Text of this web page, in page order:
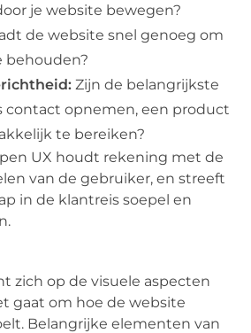
je website bewegen?
de website snel genoeg om
behouden?
Zijn de belangrijkste
contact opnemen, een product
te bereiken?
UX houdt rekening met de
van de gebruiker, en streeft
in de klantreis soepel en
zich op de visuele aspecten
gaat om hoe de website
Belangrijke elementen van